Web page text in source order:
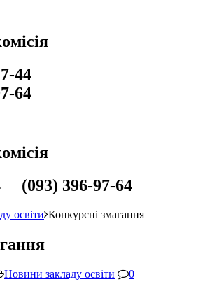
44
64
(093) 396-97-64
освіти Конкурсні змагання
Новини закладу освіти
0